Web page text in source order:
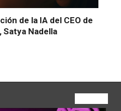
de la IA del CEO de
Nadella